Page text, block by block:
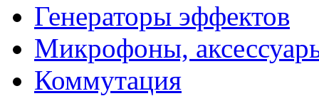
Генераторы эффектов
Микрофоны,
Коммутация